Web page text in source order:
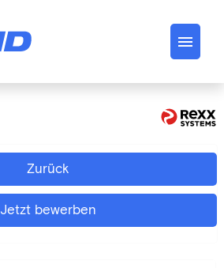
Zurück
Jetzt bewerben